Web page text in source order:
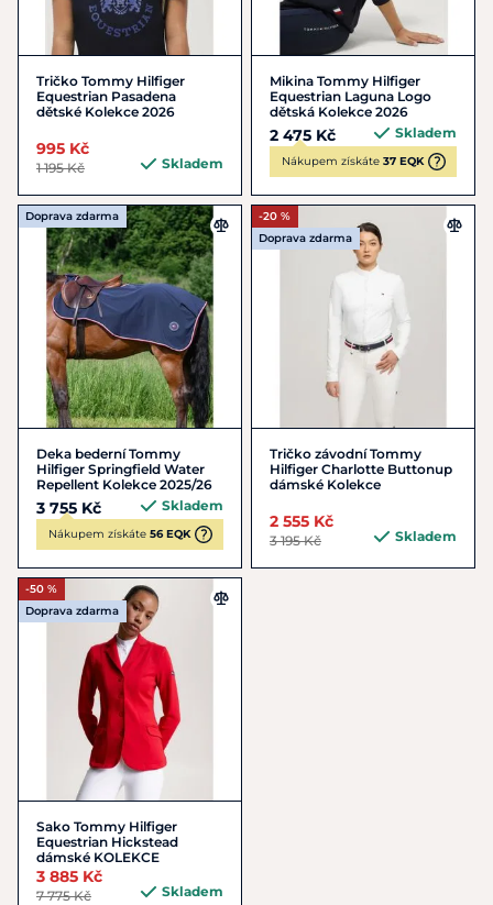
Tričko Tommy Hilfiger
Equestrian Pasadena
dětské Kolekce 2026
995 Kč
1 195 Kč Skladem
Mikina Tommy Hilfiger
Equestrian Laguna Logo
dětská Kolekce 2026
2 475 Kč Skladem
Nákupem získáte 37 EQK
Doprava zdarma
Deka bederní Tommy
Hilfiger Springfield Water
Repellent Kolekce 2025/26
3 755 Kč Skladem
Nákupem získáte 56 EQK
-20 %
Doprava zdarma
Tričko závodní Tommy
Hilfiger Charlotte Buttonup
dámské Kolekce
2 555 Kč
3 195 Kč Skladem
-50 %
Doprava zdarma
Sako Tommy Hilfiger
Equestrian Hickstead
dámské KOLEKCE
3 885 Kč
7 775 Kč Skladem